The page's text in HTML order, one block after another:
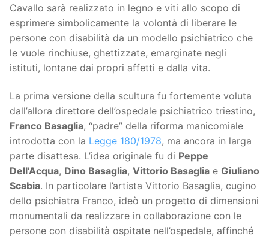
Cavallo sarà realizzato in legno e viti allo scopo di
esprimere simbolicamente la volontà di liberare le
persone con disabilità da un modello psichiatrico che
le vuole rinchiuse, ghettizzate, emarginate negli
istituti, lontane dai propri affetti e dalla vita.
La prima versione della scultura fu fortemente voluta
dall’allora direttore dell’ospedale psichiatrico triestino,
Franco Basaglia, “padre” della riforma manicomiale
introdotta con la Legge 180/1978, ma ancora in larga
parte disattesa. L’idea originale fu di Peppe
Dell’Acqua, Dino Basaglia, Vittorio Basaglia e Giuliano
Scabia. In particolare l’artista Vittorio Basaglia, cugino
dello psichiatra Franco, ideò un progetto di dimensioni
monumentali da realizzare in collaborazione con le
persone con disabilità ospitate nell’ospedale, affinché